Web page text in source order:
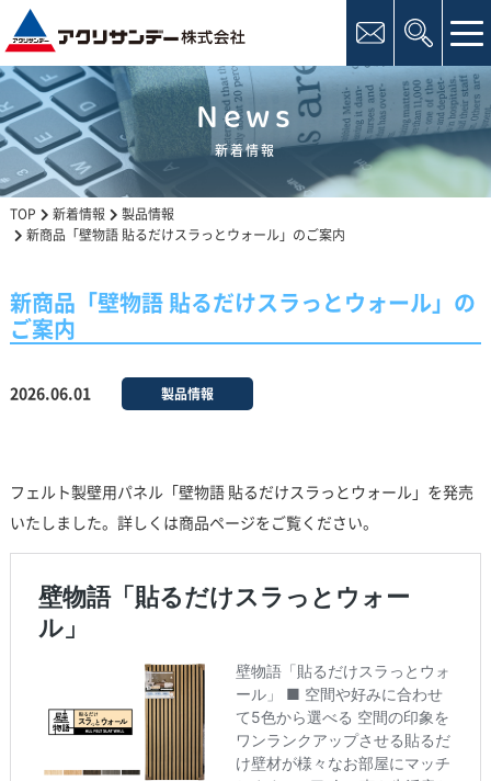
News
新着情報
TOP 新着情報
製品情報
新商品「壁物語 貼るだけスラっとウォール」のご案内
新商品「壁物語 貼るだけスラっとウォール」の
ご案内
2026.06.01 製品情報
フェルト製壁用パネル「壁物語 貼るだけスラっとウォール」を発売
いたしました。詳しくは商品ページをご覧ください。